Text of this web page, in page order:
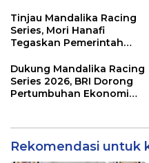
Dampak Ekonomi
Kawasan
Tinjau Mandalika Racing
Series, Mori Hanafi
Tegaskan Pemerintah
NTB
Dukung Mandalika Racing
Series 2026, BRI Dorong
Pertumbuhan Ekonomi
Rekomendasi untuk